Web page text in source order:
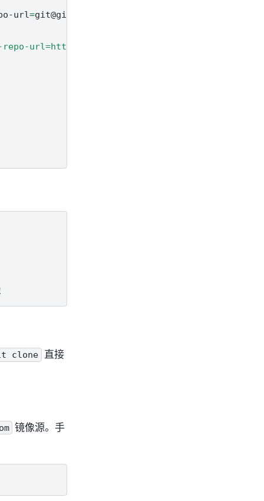
url=git@gitee.com:canmv-k230/git-repo.git
url=https://github.com/canmv-k230/git-
clone 直接
镜像源。手